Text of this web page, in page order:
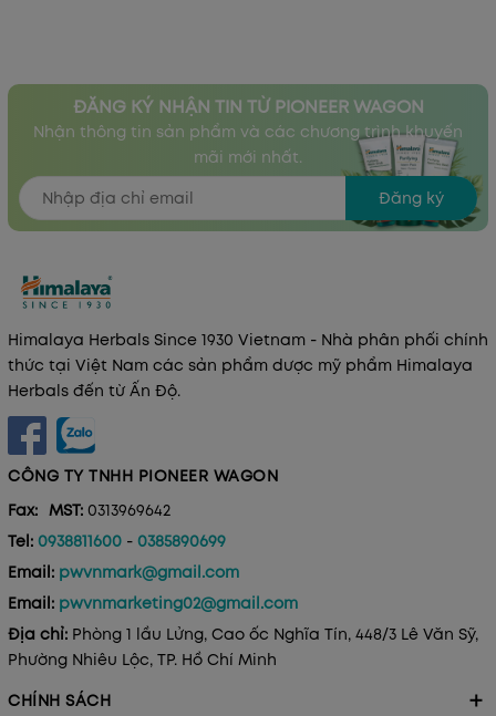
ĐĂNG KÝ NHẬN TIN TỪ PIONEER WAGON
Nhận thông tin sản phẩm và các chương trình khuyến
mãi mới nhất.
Đăng ký
Himalaya Herbals Since 1930 Vietnam - Nhà phân phối chính
thức tại Việt Nam các sản phẩm dược mỹ phẩm Himalaya
Herbals đến từ Ấn Độ.
CÔNG TY TNHH PIONEER WAGON
Fax: MST: 0313969642
Tel: 0938811600 - 0385890699
Email: pwvnmark@gmail.com
Email: pwvnmarketing02@gmail.com
Địa chỉ: Phòng 1 lầu Lửng, Cao ốc Nghĩa Tín, 448/3 Lê Văn Sỹ,
Phường Nhiêu Lộc, TP. Hồ Chí Minh
CHÍNH SÁCH